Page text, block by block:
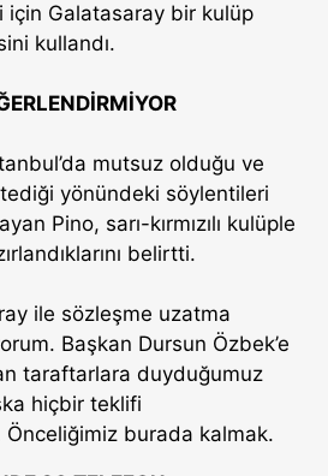
için Galatasaray bir kulüp
kullandı.
mutsuz olduğu ve
yönündeki söylentileri
Pino, sarı-kırmızılı kulüple
belirtti.
ile sözleşme uzatma
Başkan Dursun Özbek’e
taraftarlara duyduğumuz
hiçbir teklifi
burada kalmak.